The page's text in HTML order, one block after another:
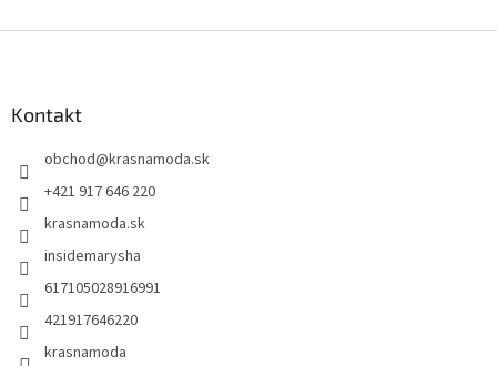
Kontakt
obchod@krasnamoda.sk
+421 917 646 220
krasnamoda.sk
insidemarysha
617105028916991
421917646220
krasnamoda